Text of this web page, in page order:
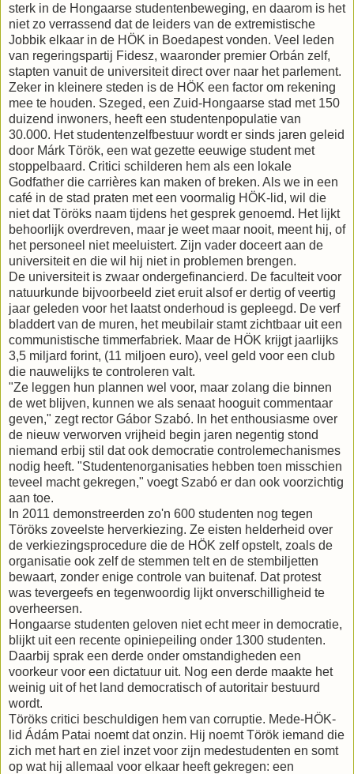
sterk in de Hongaarse studentenbeweging, en daarom is het
niet zo verrassend dat de leiders van de extremistische
Jobbik elkaar in de HÖK in Boedapest vonden. Veel leden
van regeringspartij Fidesz, waaronder premier Orbán zelf,
stapten vanuit de universiteit direct over naar het parlement.
Zeker in kleinere steden is de HÖK een factor om rekening
mee te houden. Szeged, een Zuid-Hongaarse stad met 150
duizend inwoners, heeft een studentenpopulatie van
30.000. Het studentenzelfbestuur wordt er sinds jaren geleid
door Márk Török, een wat gezette eeuwige student met
stoppelbaard. Critici schilderen hem als een lokale
Godfather die carrières kan maken of breken. Als we in een
café in de stad praten met een voormalig HÖK-lid, wil die
niet dat Töröks naam tijdens het gesprek genoemd. Het lijkt
behoorlijk overdreven, maar je weet maar nooit, meent hij, of
het personeel niet meeluistert. Zijn vader doceert aan de
universiteit en die wil hij niet in problemen brengen.
De universiteit is zwaar ondergefinancierd. De faculteit voor
natuurkunde bijvoorbeeld ziet eruit alsof er dertig of veertig
jaar geleden voor het laatst onderhoud is gepleegd. De verf
bladdert van de muren, het meubilair stamt zichtbaar uit een
communistische timmerfabriek. Maar de HÖK krijgt jaarlijks
3,5 miljard forint, (11 miljoen euro), veel geld voor een club
die nauwelijks te controleren valt.
"Ze leggen hun plannen wel voor, maar zolang die binnen
de wet blijven, kunnen we als senaat hooguit commentaar
geven," zegt rector Gábor Szabó. In het enthousiasme over
de nieuw verworven vrijheid begin jaren negentig stond
niemand erbij stil dat ook democratie controlemechanismes
nodig heeft. "Studentenorganisaties hebben toen misschien
teveel macht gekregen," voegt Szabó er dan ook voorzichtig
aan toe.
In 2011 demonstreerden zo'n 600 studenten nog tegen
Töröks zoveelste herverkiezing. Ze eisten helderheid over
de verkiezingsprocedure die de HÖK zelf opstelt, zoals de
organisatie ook zelf de stemmen telt en de stembiljetten
bewaart, zonder enige controle van buitenaf. Dat protest
was tevergeefs en tegenwoordig lijkt onverschilligheid te
overheersen.
Hongaarse studenten geloven niet echt meer in democratie,
blijkt uit een recente opiniepeiling onder 1300 studenten.
Daarbij sprak een derde onder omstandigheden een
voorkeur voor een dictatuur uit. Nog een derde maakte het
weinig uit of het land democratisch of autoritair bestuurd
wordt.
Töröks critici beschuldigen hem van corruptie. Mede-HÖK-
lid Ádám Patai noemt dat onzin. Hij noemt Török iemand die
zich met hart en ziel inzet voor zijn medestudenten en somt
op wat hij allemaal voor elkaar heeft gekregen: een